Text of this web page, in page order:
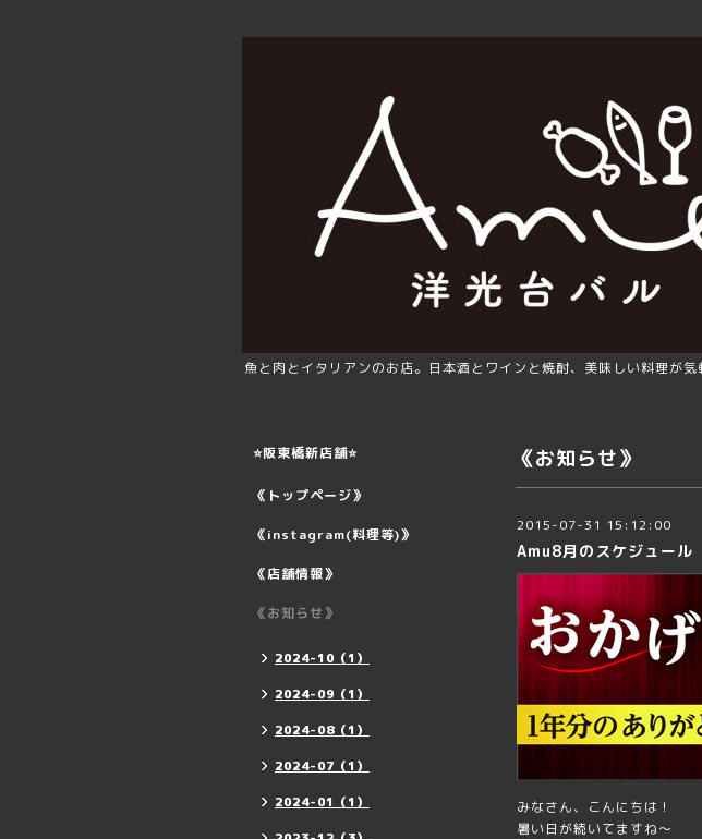
魚と肉とイタリアンのお店。日本酒とワインと焼酎、美味しい料理が
《お知らせ》
2015-07-31 15:12:00
Amu8月のスケジュール
みなさん、こんにちは！
暑い日が続いてますね～
⭐️阪東橋新店舗⭐️
《トップページ》
《instagram(料理等)》
《店舗情報》
《お知らせ》
2024-10（1）
2024-09（1）
2024-08（1）
2024-07（1）
2024-01（1）